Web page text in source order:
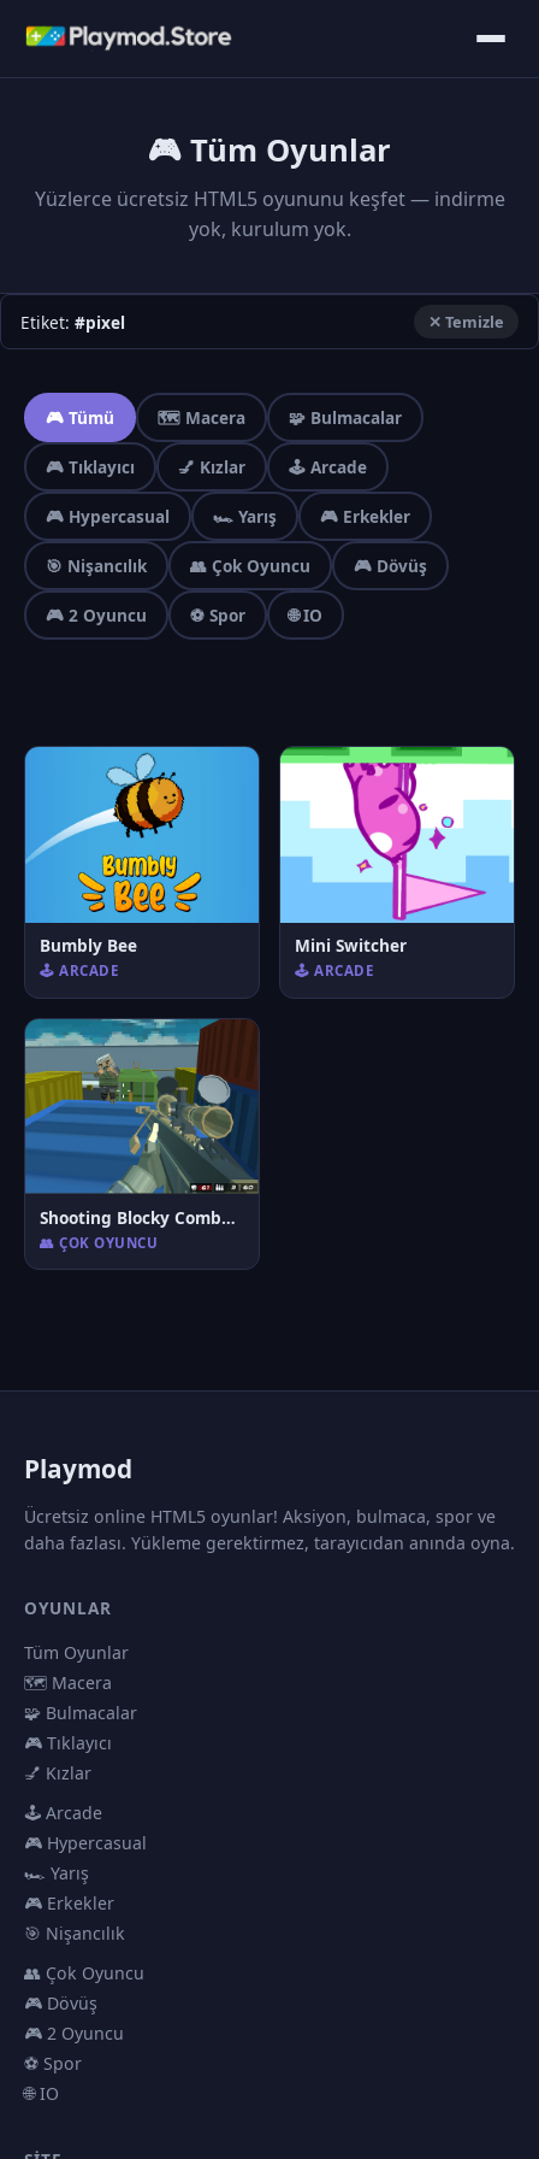
🎮 Tüm Oyunlar
Yüzlerce ücretsiz HTML5 oyununu keşfet — indirme
yok, kurulum yok.
Etiket: #pixel ✕ Temizle
🎮 Tümü 🗺️ Macera 🧩 Bulmacalar
🎮 Tıklayıcı 💅 Kızlar 🕹️ Arcade
🎮 Hypercasual 🏎️ Yarış 🎮 Erkekler
🎯 Nişancılık 👥 Çok Oyuncu 🎮 Dövüş
🎮 2 Oyuncu ⚽ Spor 🌐 IO
Bumbly Bee
🕹️ ARCADE
Mini Switcher
🕹️ ARCADE
Shooting Blocky Combat Swat GunGame Survival
👥 ÇOK OYUNCU
Playmod
Ücretsiz online HTML5 oyunlar! Aksiyon, bulmaca, spor ve
daha fazlası. Yükleme gerektirmez, tarayıcıdan anında oyna.
OYUNLAR
Tüm Oyunlar
🗺️ Macera
🧩 Bulmacalar
🎮 Tıklayıcı
💅 Kızlar
🕹️ Arcade
🎮 Hypercasual
🏎️ Yarış
🎮 Erkekler
🎯 Nişancılık
👥 Çok Oyuncu
🎮 Dövüş
🎮 2 Oyuncu
⚽ Spor
🌐 IO